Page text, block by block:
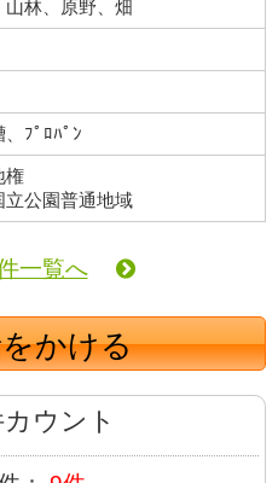
林、原野、畑
、ﾌﾟﾛﾊﾟﾝ
権
公園普通地域
一覧へ
かける
ウント